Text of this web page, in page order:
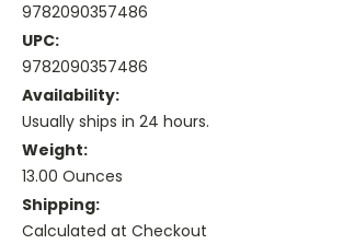
9782090357486
UPC:
9782090357486
Availability:
Usually ships in 24 hours.
Weight:
13.00 Ounces
Shipping:
Calculated at Checkout